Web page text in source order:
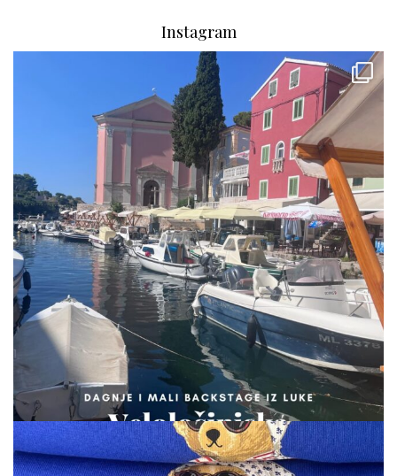
Instagram
via.carrera
Aug 9